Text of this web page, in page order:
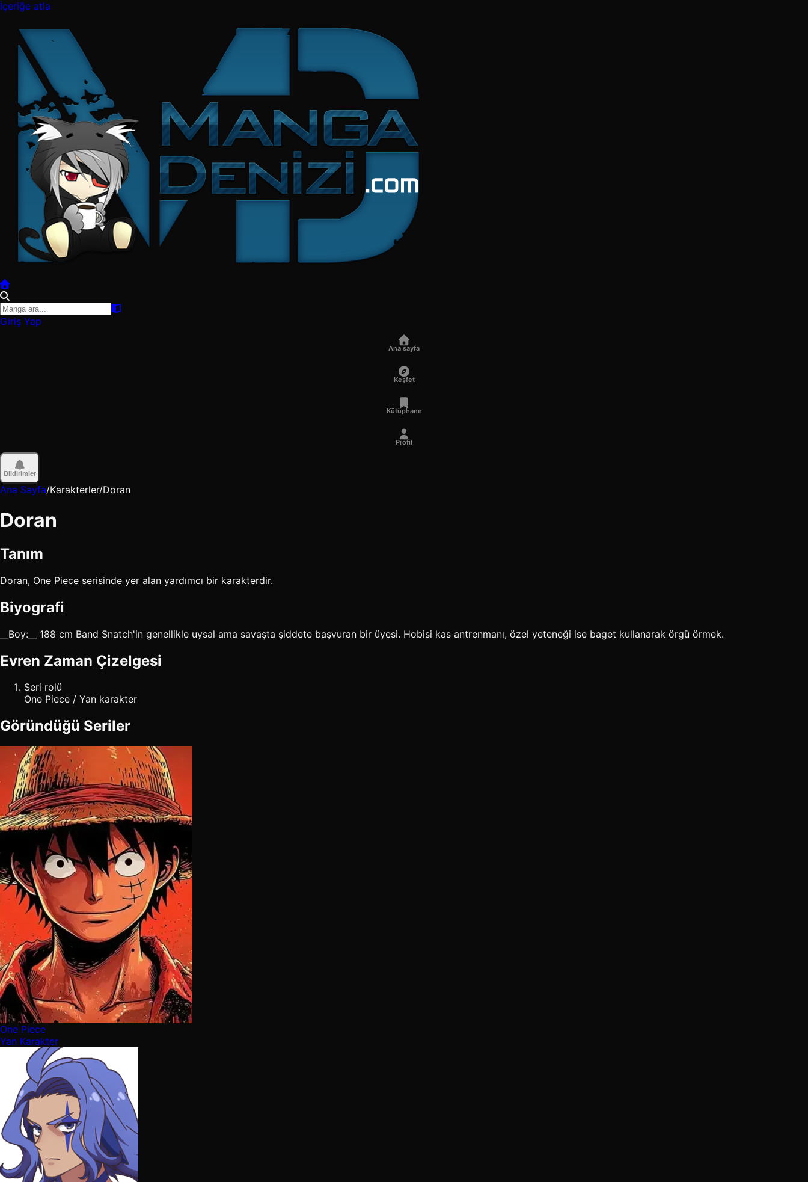
İçeriğe atla
Giriş Yap
Ana sayfa
Keşfet
Kütüphane
Profil
Bildirimler
Ana Sayfa/Karakterler/Doran
Doran
Tanım
Doran, One Piece serisinde yer alan yardımcı bir karakterdir.
Biyografi
__Boy:__ 188 cm Band Snatch'in genellikle uysal ama savaşta şiddete başvuran bir üyesi. Hobisi kas antrenmanı, özel yeteneği ise baget kullanarak örgü örmek.
Evren Zaman Çizelgesi
Seri rolü
One Piece / Yan karakter
Göründüğü Seriler
One Piece
Yan Karakter